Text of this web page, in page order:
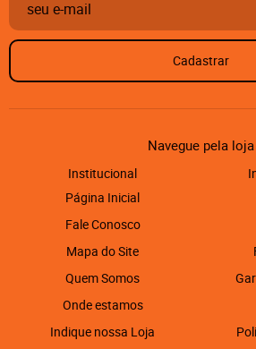
Cadastrar
Navegue pela loja
Institucional
Página Inicial
Fale Conosco
Mapa do Site
Quem Somos
Onde estamos
Indique nossa Loja